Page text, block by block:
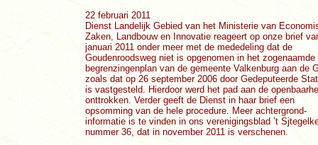
22 februari 2011
Dienst Landelijk Gebied van het Ministerie van
Zaken, Landbouw en Innovatie reageert op onze brief
januari 2011 onder meer met de mededeling dat de
Goudenroodsweg niet is opgenomen in het zogenaamde
begrenzingenplan van de gemeente Valkenburg aan de
zoals dat op 26 september 2006 door Gedeputeerde
is vastgesteld. Hierdoor werd het pad aan de
onttrokken. Verder geeft de Dienst in haar brief een
opsomming van de hele procedure. Meer achtergrond-
informatie is te vinden in ons verenigingsblad ’t
nummer 36, dat in november 2011 is verschenen.